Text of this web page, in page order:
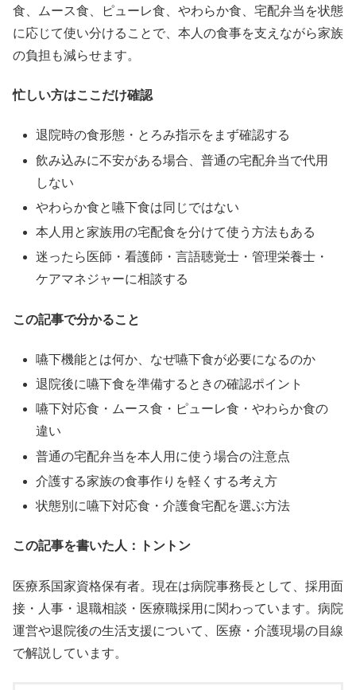
食、ムース食、ピューレ食、やわらか食、宅配弁当を状態
に応じて使い分けることで、本人の食事を支えながら家族
の負担も減らせます。
忙しい方はここだけ確認
退院時の食形態・とろみ指示をまず確認する
飲み込みに不安がある場合、普通の宅配弁当で代用
しない
やわらか食と嚥下食は同じではない
本人用と家族用の宅配食を分けて使う方法もある
迷ったら医師・看護師・言語聴覚士・管理栄養士・
ケアマネジャーに相談する
この記事で分かること
嚥下機能とは何か、なぜ嚥下食が必要になるのか
退院後に嚥下食を準備するときの確認ポイント
嚥下対応食・ムース食・ピューレ食・やわらか食の
違い
普通の宅配弁当を本人用に使う場合の注意点
介護する家族の食事作りを軽くする考え方
状態別に嚥下対応食・介護食宅配を選ぶ方法
この記事を書いた人：トントン
医療系国家資格保有者。現在は病院事務長として、採用面
接・人事・退職相談・医療職採用に関わっています。病院
運営や退院後の生活支援について、医療・介護現場の目線
で解説しています。